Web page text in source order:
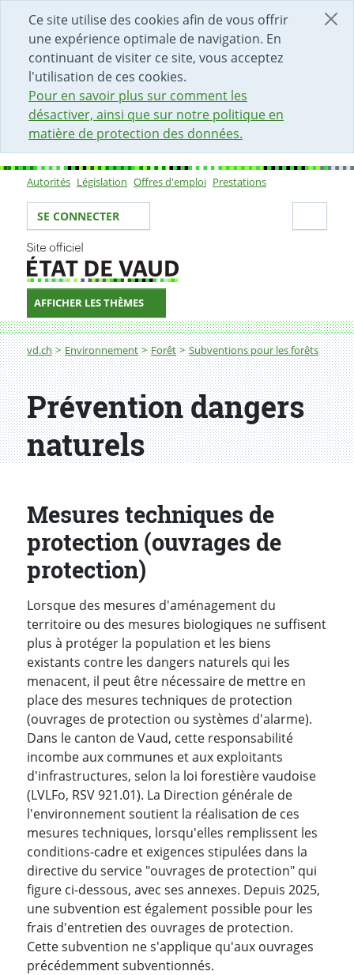
Ce site utilise des cookies afin de vous offrir
une expérience optimale de navigation. En
continuant de visiter ce site, vous acceptez
l'utilisation de ces cookies.
Pour en savoir plus sur comment les
désactiver, ainsi que sur notre politique en
matière de protection des données.
DÉBUT DU CONTENU DE LA PAGE
ACCÈS AU CHAMP DE RECHERCHE
PAGE D'ACCUEIL
FORMULAIRE DE CONTACT
Sous-navigation
Autorités Législation Offres d'emploi Prestations
Votre identité
SE CONNECTER
AFFICHER LES THÈMES
Fil d'Ariane
vd.ch Environnement Forêt Subventions pour les forêts
Prévention dangers naturels
Prévention dangers
naturels
Mesures techniques de
protection (ouvrages de
protection)
Lorsque des mesures d'aménagement du
territoire ou des mesures biologiques ne suffisent
plus à protéger la population et les biens
existants contre les dangers naturels qui les
menacent, il peut être nécessaire de mettre en
place des mesures techniques de protection
(ouvrages de protection ou systèmes d'alarme).
Dans le canton de Vaud, cette responsabilité
incombe aux communes et aux exploitants
d'infrastructures, selon la loi forestière vaudoise
(LVLFo, RSV 921.01). La Direction générale de
l'environnement soutient la réalisation de ces
mesures techniques, lorsqu'elles remplissent les
conditions-cadre et exigences stipulées dans la
directive du service "ouvrages de protection" qui
figure ci-dessous, avec ses annexes. Depuis 2025,
une subvention est également possible pour les
frais d'entretien des ouvrages de protection.
Cette subvention ne s'applique qu'aux ouvrages
précédemment subventionnés.